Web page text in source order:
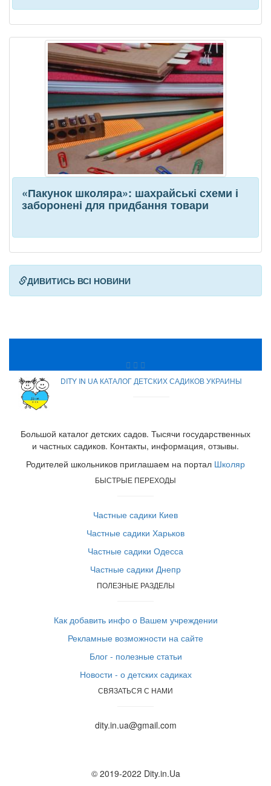
«Пакунок школяра»: шахрайські схеми і
заборонені для придбання товари
ДИВИТИСЬ ВСІ НОВИНИ
DITY IN UA КАТАЛОГ ДЕТСКИХ САДИКОВ УКРАИНЫ
Большой каталог детских садов. Тысячи государственных
и частных садиков. Контакты, информация, отзывы.
Родителей школьников приглашаем на портал Школяр
БЫСТРЫЕ ПЕРЕХОДЫ
Частные садики Киев
Частные садики Харьков
Частные садики Одесса
Частные садики Днепр
ПОЛЕЗНЫЕ РАЗДЕЛЫ
Как добавить инфо о Вашем учреждении
Рекламные возможности на сайте
Блог - полезные статьи
Новости - о детских садиках
СВЯЗАТЬСЯ С НАМИ
dity.in.ua@gmail.com
© 2019-2022 Dity.in.Ua